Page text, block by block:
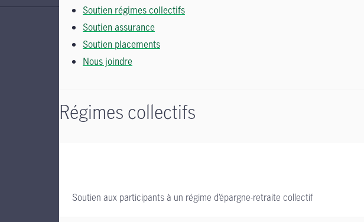
Soutien régimes collectifs
Soutien assurance
Soutien placements
Nous joindre
Régimes collectifs
Soutien aux participants à un régime d’épargne-retraite collectif